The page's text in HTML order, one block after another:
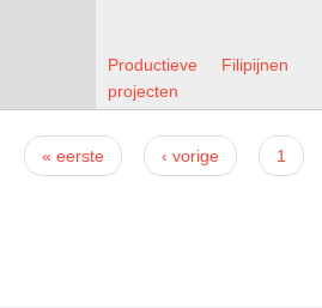
Productieve
projecten
Filipijnen
« eerste ‹ vorige 1